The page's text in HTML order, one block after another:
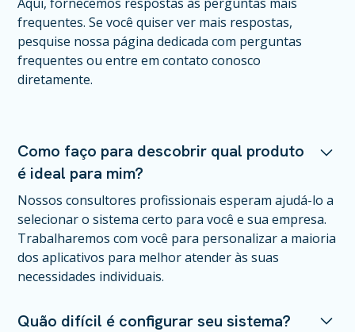
frequentes. Se você quiser ver mais respostas,
pesquise nossa página dedicada com perguntas
frequentes ou entre em contato conosco
diretamente.
Como faço para descobrir qual produto
é ideal para mim?
Nossos consultores profissionais esperam ajudá-lo a
selecionar o sistema certo para você e sua empresa.
Trabalharemos com você para personalizar a maioria
dos aplicativos para melhor atender às suas
necessidades individuais.
Quão difícil é configurar seu sistema?